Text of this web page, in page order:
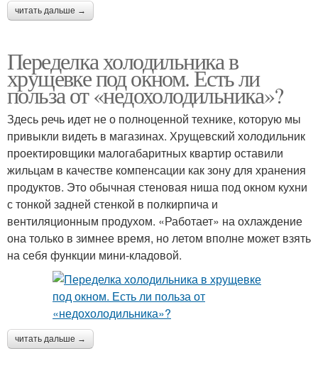
читать дальше →
Переделка холодильника в
хрущевке под окном. Есть ли
польза от «недохолодильника»?
Здесь речь идет не о полноценной технике, которую мы
привыкли видеть в магазинах. Хрущевский холодильник
проектировщики малогабаритных квартир оставили
жильцам в качестве компенсации как зону для хранения
продуктов. Это обычная стеновая ниша под окном кухни
с тонкой задней стенкой в полкирпича и
вентиляционным продухом. «Работает» на охлаждение
она только в зимнее время, но летом вполне может взять
на себя функции мини-кладовой.
читать дальше →